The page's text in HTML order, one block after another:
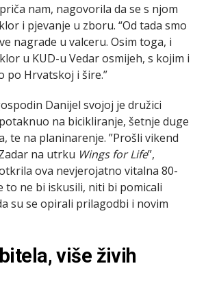
nam, nagovorila da se s njom
i pjevanje u zboru. “Od tada smo
nagrade u valceru. Osim toga, i
u KUD-u Vedar osmijeh, s kojim i
po Hrvatskoj i šire.”
Danijel svojoj je družici
na bicikliranje, šetnje duge
te na planinarenje. ”Prošli vikend
na utrku Wings for Life”,
ova nevjerojatno vitalna 80-
to ne bi iskusili, niti bi pomicali
su se opirali prilagodbi i novim
više živih